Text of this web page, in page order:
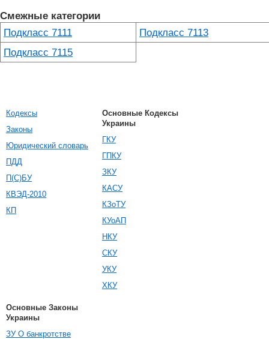
Смежные категории
Подкласс 7111
Подкласс 7113
Подкласс 7115
Кодексы
Законы
Юридический словарь
ПДД
П(С)БУ
КВЭД-2010
КП
Основные Кодексы
Украины
ГКУ
ГПКУ
ЗКУ
КАСУ
КЗоТУ
КУоАП
НКУ
СКУ
УКУ
ХКУ
Основные Законы
Украины
ЗУ О банкротстве